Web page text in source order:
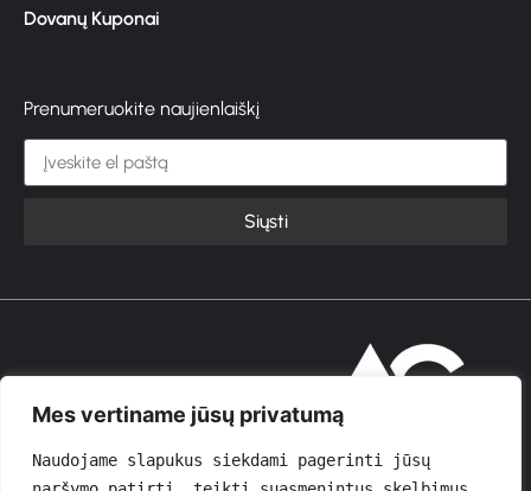
Mes vertiname jūsų privatumą
Naudojame slapukus siekdami pagerinti jūsų
Dovanų Kuponai
Prenumeruokite naujienlaiškį
Siųsti
© 2026 GROŽIOVITA